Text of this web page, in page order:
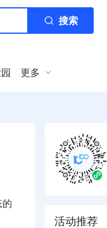
搜索
更多
活动推荐